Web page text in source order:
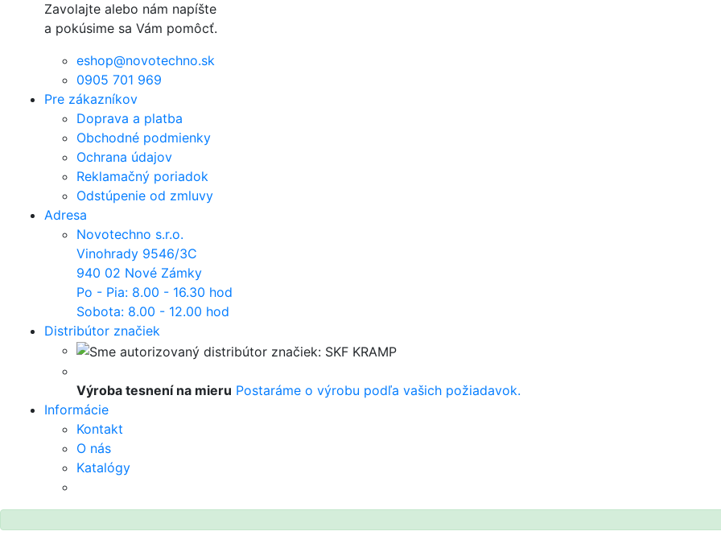
Zavolajte alebo nám napíšte
a pokúsime sa Vám pomôcť.
eshop@novotechno.sk
0905 701 969
Pre zákazníkov
Doprava a platba
Obchodné podmienky
Ochrana údajov
Reklamačný poriadok
Odstúpenie od zmluvy
Adresa
Novotechno s.r.o.
Vinohrady 9546/3C
940 02 Nové Zámky
Po - Pia: 8.00 - 16.30 hod
Sobota: 8.00 - 12.00 hod
Distribútor značiek
Výroba tesnení na mieru Postaráme o výrobu podľa vašich požiadavok.
Informácie
Kontakt
O nás
Katalógy